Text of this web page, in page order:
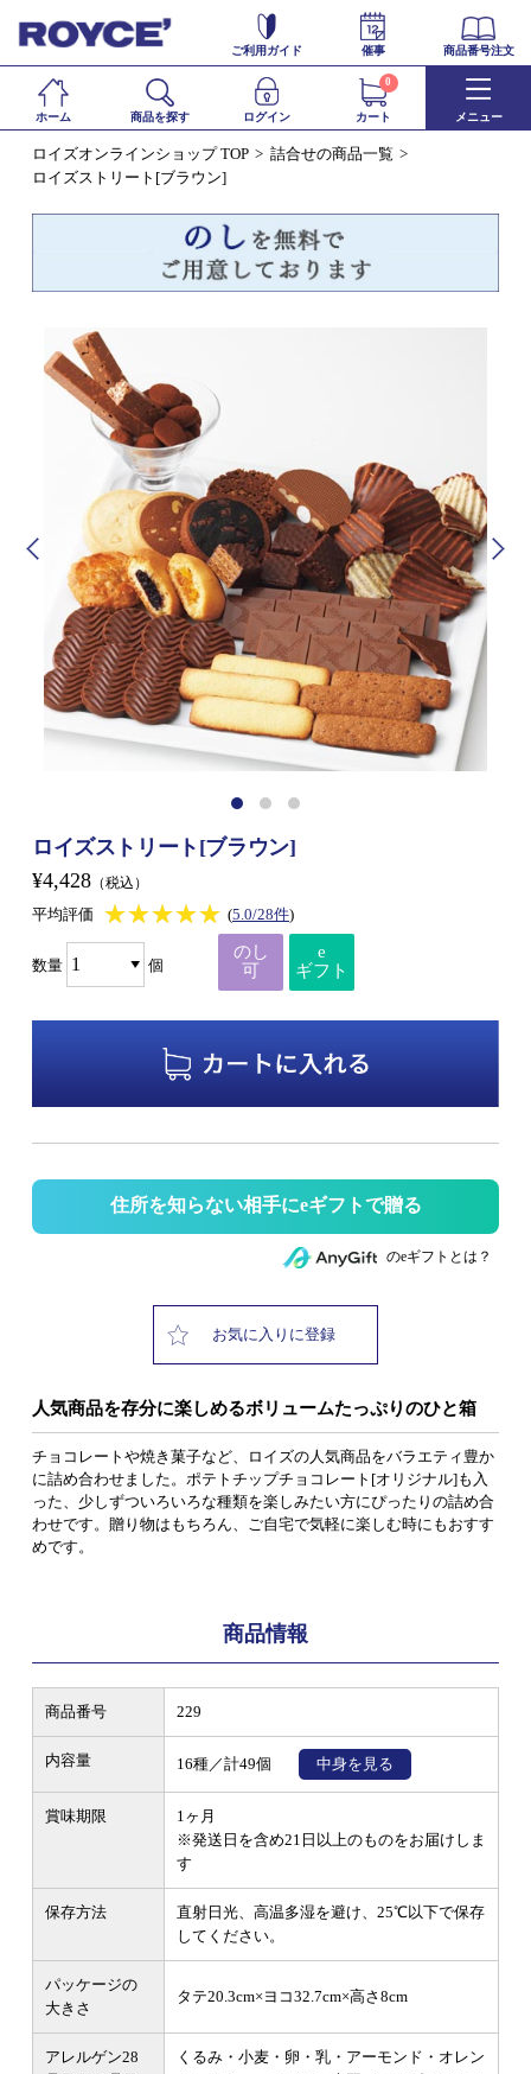
ご利用ガイド 催事 商品番号注文
ホーム 商品を探す ログイン カート
0
メニュー
ロイズオンラインショップ TOP
詰合せの商品一覧
ロイズストリート[ブラウン]
ロイズストリート[ブラウン]
¥4,428 （税込）
平均評価 ★★★★★
★★★★★ (5.0/28件)
数量 個
のし
可
e
ギフト
住所を知らない相手にeギフトで贈る
のeギフトとは？
お気に入りに登録
人気商品を存分に楽しめるボリュームたっぷりのひと箱
チョコレートや焼き菓子など、ロイズの人気商品をバラエティ豊か
に詰め合わせました。ポテトチップチョコレート[オリジナル]も入
った、少しずついろいろな種類を楽しみたい方にぴったりの詰め合
わせです。贈り物はもちろん、ご自宅で気軽に楽しむ時にもおすす
めです。
商品情報
商品番号 229
内容量 16種／計49個 中身を見る
賞味期限
1ヶ月
※発送日を含め21日以上のものをお届けしま
す
保存方法
直射日光、高温多湿を避け、25℃以下で保存
してください。
パッケージの
大きさ
タテ20.3cm×ヨコ32.7cm×高さ8cm
アレルゲン28
くるみ・小麦・卵・乳・アーモンド・オレン